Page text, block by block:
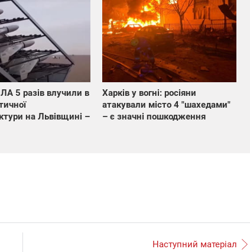
5 разів влучили в
на Львівщині –
Харків у вогні: росіяни
атакували місто 4 "шахедами"
– є значні пошкодження
Наступний матеріал